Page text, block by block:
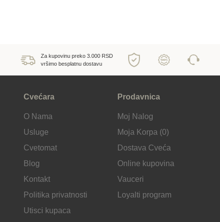
Za kupovinu preko 3.000 RSD
vršimo besplatnu dostavu
Cvećara
O Nama
Usluge
Cvetomat
Blog
Kontakt
Politika privatnosti
Utisci kupaca
Prodavnica
Moj Nalog
Moja Korpa (0)
Dostava Cveća
Online kupovina
Vauceri
Loyalti program